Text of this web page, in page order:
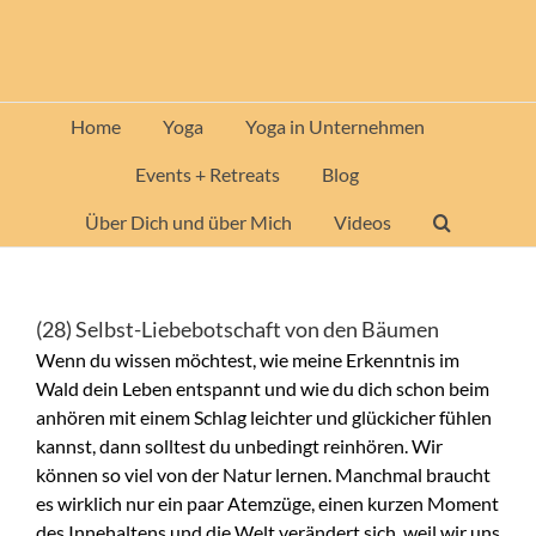
Home Yoga Yoga in Unternehmen
Events + Retreats Blog
Über Dich und über Mich Videos
(28) Selbst-Liebebotschaft von den Bäumen
Wenn du wissen möchtest, wie meine Erkenntnis im
Wald dein Leben entspannt und wie du dich schon beim
anhören mit einem Schlag leichter und glückicher fühlen
kannst, dann solltest du unbedingt reinhören. Wir
können so viel von der Natur lernen. Manchmal braucht
es wirklich nur ein paar Atemzüge, einen kurzen Moment